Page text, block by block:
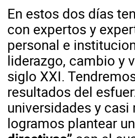
En estos dos días
con expertos y
personal e
liderazgo, cambio y
siglo XXI.
resultados del
universidades y
logramos plantear un